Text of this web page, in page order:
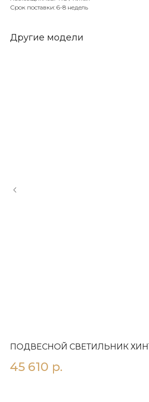
Срок поставки: 6-8 недель
Другие модели
ПОДВЕСНОЙ СВЕТИЛЬНИК
45 610 р.